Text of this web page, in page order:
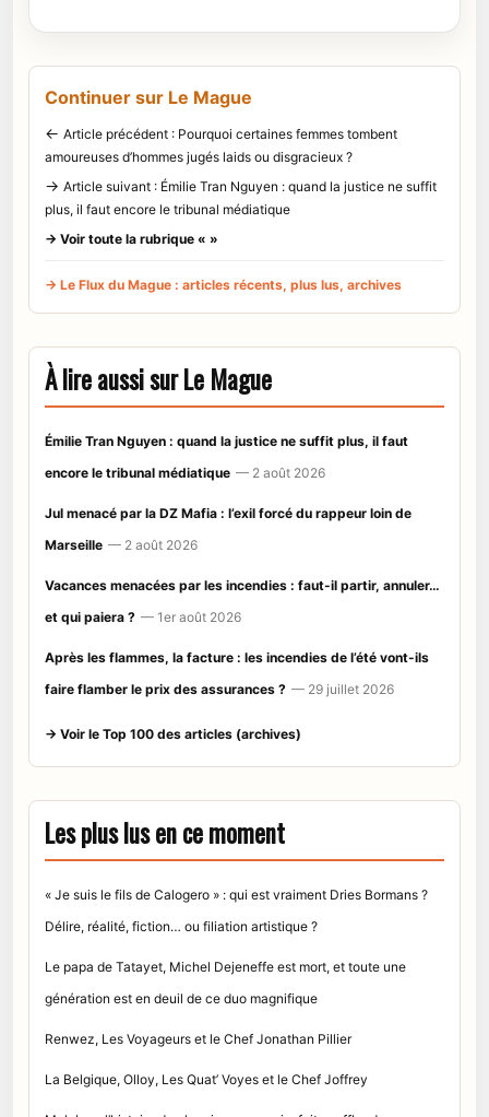
Continuer sur Le Mague
← Article précédent : Pourquoi certaines femmes tombent
amoureuses d’hommes jugés laids ou disgracieux ?
→ Article suivant : Émilie Tran Nguyen : quand la justice ne suffit
plus, il faut encore le tribunal médiatique
→ Voir toute la rubrique « »
→ Le Flux du Mague : articles récents, plus lus, archives
À lire aussi sur Le Mague
Émilie Tran Nguyen : quand la justice ne suffit plus, il faut
encore le tribunal médiatique — 2 août 2026
Jul menacé par la DZ Mafia : l’exil forcé du rappeur loin de
Marseille — 2 août 2026
Vacances menacées par les incendies : faut-il partir, annuler…
et qui paiera ? — 1er août 2026
Après les flammes, la facture : les incendies de l’été vont-ils
faire flamber le prix des assurances ? — 29 juillet 2026
→ Voir le Top 100 des articles (archives)
Les plus lus en ce moment
« Je suis le fils de Calogero » : qui est vraiment Dries Bormans ?
Délire, réalité, fiction… ou filiation artistique ?
Le papa de Tatayet, Michel Dejeneffe est mort, et toute une
génération est en deuil de ce duo magnifique
Renwez, Les Voyageurs et le Chef Jonathan Pillier
La Belgique, Olloy, Les Quat’ Voyes et le Chef Joffrey